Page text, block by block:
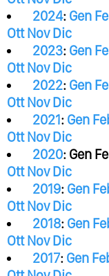
2024: Gen
Ott Nov Dic
2023: Gen
Ott Nov Dic
2022: Gen
Ott Nov Dic
2021: Gen
Ott Nov Dic
2020: Gen
Ott Nov Dic
2019: Gen
Ott Nov Dic
2018: Gen
Ott Nov Dic
2017: Gen